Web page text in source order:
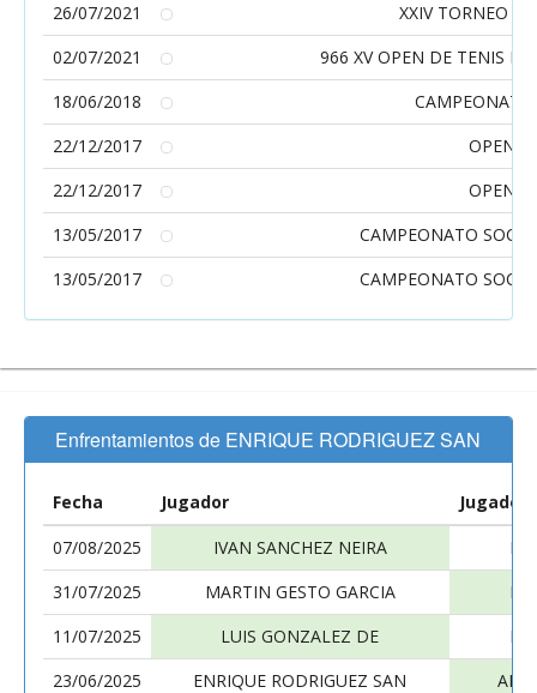
26/07/2021
XXIV TORNEO
02/07/2021
966 XV OPEN DE TENIS
18/06/2018
22/12/2017
OPEN
22/12/2017
OPEN
13/05/2017
CAMPEONATO
13/05/2017
CAMPEONATO
Enfrentamientos de ENRIQUE RODRIGUEZ SAN
Fecha Jugador
Jugador
07/08/2025
IVAN SANCHEZ NEIRA
31/07/2025
MARTIN GESTO GARCIA
11/07/2025
LUIS GONZALEZ DE
23/06/2025
ENRIQUE RODRIGUEZ SAN